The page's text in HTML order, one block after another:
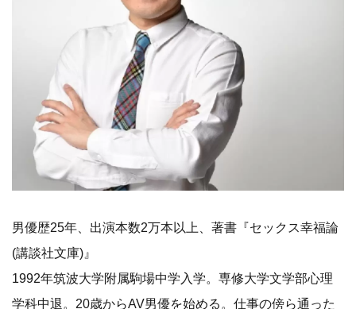
男優歴25年、出演本数2万本以上、著書『セックス幸福論
(講談社文庫)』
1992年筑波大学附属駒場中学入学。専修大学文学部心理
学科中退。20歳からAV男優を始める。仕事の傍ら通った